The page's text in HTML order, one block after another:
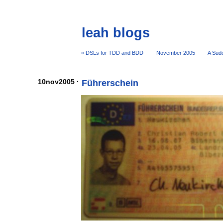
leah blogs
« DSLs for TDD and BDD November 2005 A
10nov2005 · Führerschein